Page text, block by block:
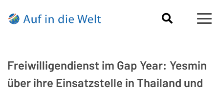
Freiwilligendienst im Gap Year: Yesmin
über ihre Einsatzstelle in Thailand und